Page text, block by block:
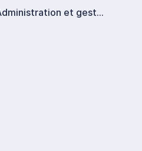
Administration et gestion de filiale Inde - CCI France-Inde